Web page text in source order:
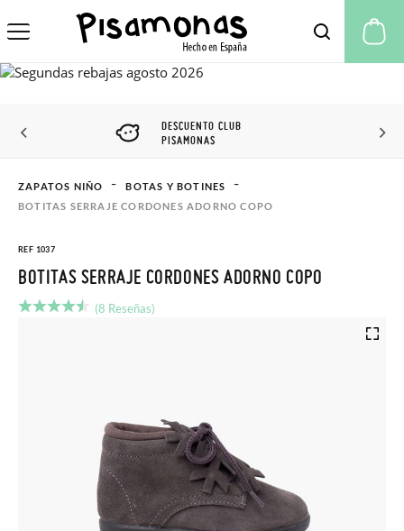
DESCUENTO CLUB
PISAMONAS
ZAPATOS NIÑO
BOTAS Y BOTINES
BOTITAS SERRAJE CORDONES ADORNO COPO
REF 1037
BOTITAS SERRAJE CORDONES ADORNO COPO
(8 Reseñas)